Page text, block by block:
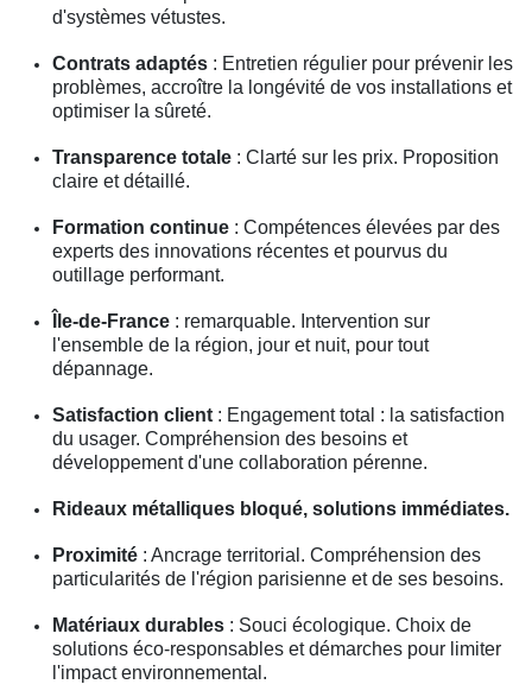
d'systèmes vétustes.
Contrats adaptés : Entretien régulier pour prévenir les
problèmes, accroître la longévité de vos installations et
optimiser la sûreté.
Transparence totale : Clarté sur les prix. Proposition
claire et détaillé.
Formation continue : Compétences élevées par des
experts des innovations récentes et pourvus du
outillage performant.
Île-de-France : remarquable. Intervention sur
l'ensemble de la région, jour et nuit, pour tout
dépannage.
Satisfaction client : Engagement total : la satisfaction
du usager. Compréhension des besoins et
développement d'une collaboration pérenne.
Rideaux métalliques bloqué, solutions immédiates.
Proximité : Ancrage territorial. Compréhension des
particularités de l'région parisienne et de ses besoins.
Matériaux durables : Souci écologique. Choix de
solutions éco-responsables et démarches pour limiter
l'impact environnemental.